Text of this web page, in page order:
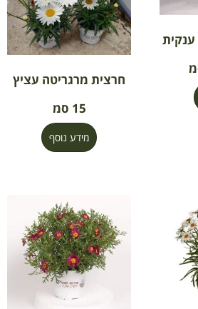
חרצית מרגריטה עציץ
15 סמ
מידע נוסף